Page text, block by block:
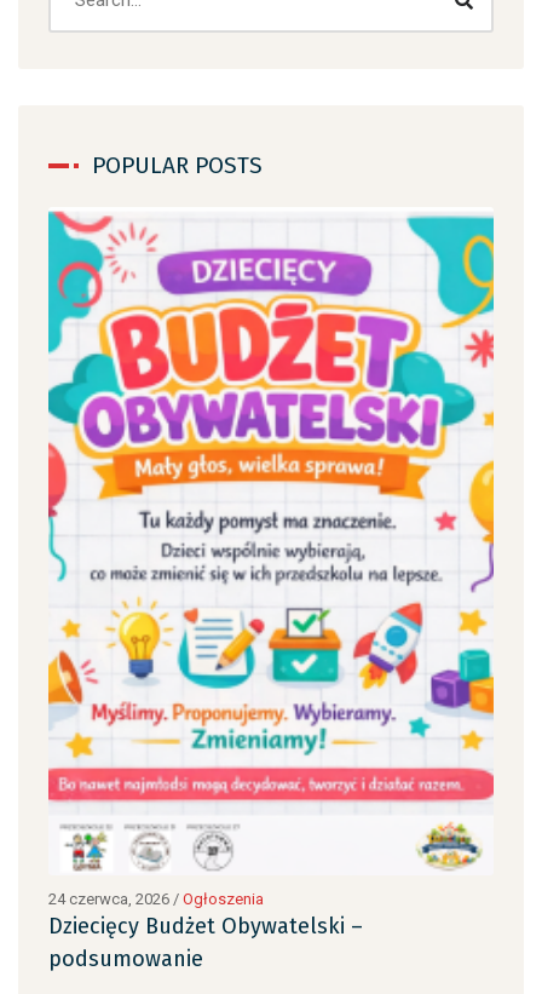
POPULAR POSTS
24 czerwca, 2026 / Ogłoszenia
Dziecięcy Budżet Obywatelski –
podsumowanie